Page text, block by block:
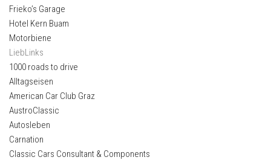
Frieko’s Garage
Hotel Kern Buam
Motorbiene
LiebLinks
1000 roads to drive
Alltagseisen
American Car Club Graz
AustroClassic
Autosleben
Carnation
Classic Cars Consultant & Components